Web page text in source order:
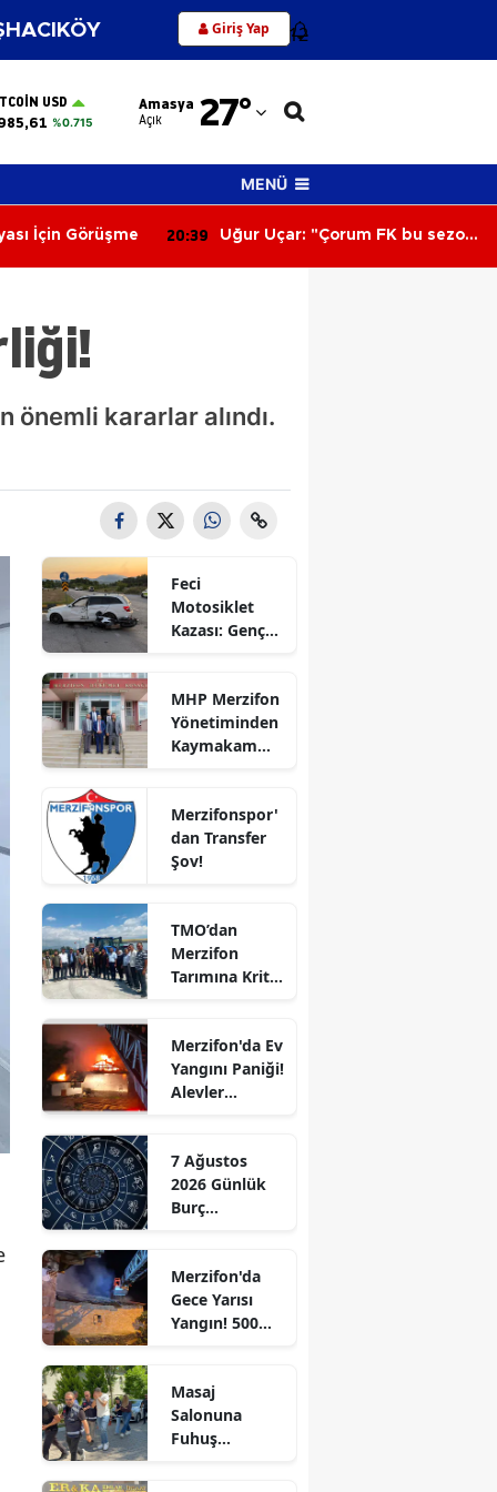
Giriş Yap 12
USD
%0.715
Amasya
Açık 27°
Adana
Adıyaman
Ağrı
Amasya
Aydın
Bilecik
Bitlis
Burdur
Bursa
Çankırı
Denizli
Diyarbakır
Elazığ
Erzurum
Eskişehir
Giresun
Hakkari
Hatay
MENÜ
İçin Görüşme 20:39
Uğur Uçar: "Çorum FK bu sezon
önemli kararlar alındı.
Feci
Motosiklet
Kazası: Genç
Kaybetti
MHP Merzifon
Yönetiminden
Kaymakam
Ziyaret
Merzifonspor'
dan Transfer
Şov!
TMO’dan
Merzifon
Tarımına Kritik
Merzifon'da Ev
Yangını Paniği!
Alevler
Alındı
7 Ağustos
2026 Günlük
Burç
Sürprizler,
Parada Yeni
Fırsatlar
Merzifon'da
Gece Yarısı
Yangın! 500
Masaj
Salonuna
Fuhuş